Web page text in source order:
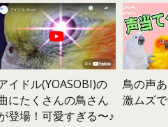
イドル(YOASOBI)の
にたくさんの鳥さん
登場！可愛すぎる〜♪
鳥の声
激ムズ